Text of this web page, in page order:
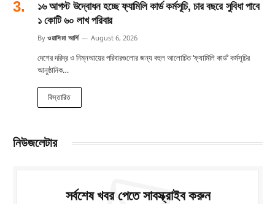
১৬ আগস্ট উদ্বোধন হচ্ছে ফ্যামিলি কার্ড কর্মসূচি, চার বছরে সুবিধা পাবে
১ কোটি ৬০ লাখ পরিবার
By ওয়াসিমা আর্শি August 6, 2026
দেশের দরিদ্র ও নিম্নআয়ের পরিবারগুলোর জন্য বহুল আলোচিত ‘ফ্যামিলি কার্ড’ কর্মসূচির
আনুষ্ঠানিক…
বিস্তারিত
নিউজলেটার
সর্বশেষ খবর পেতে সাবস্ক্রাইব করুন